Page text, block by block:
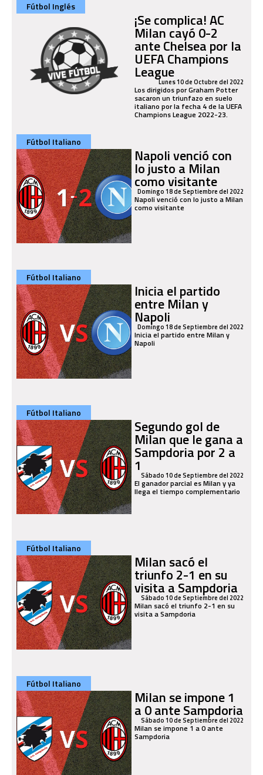
Fútbol Inglés
¡Se complica! AC
Milan cayó 0-2
ante Chelsea por la
UEFA Champions
LeagueLunes 10 de Octubre del 2022
Los dirigidos por Graham Potter
sacaron un triunfazo en suelo
italiano por la fecha 4 de la UEFA
Champions League 2022-23.
Fútbol Italiano
Napoli venció con
lo justo a Milan
como visitante
Domingo 18 de Septiembre del 2022
Napoli venció con lo justo a Milan
como visitante
Fútbol Italiano
Inicia el partido
entre Milan y
Napoli
Domingo 18 de Septiembre del 2022
Inicia el partido entre Milan y
Napoli
Fútbol Italiano
Segundo gol de
Milan que le gana a
Sampdoria por 2 a
1Sábado 10 de Septiembre del 2022
El ganador parcial es Milan y ya
llega el tiempo complementario
Fútbol Italiano
Milan sacó el
triunfo 2-1 en su
visita a Sampdoria
Sábado 10 de Septiembre del 2022
Milan sacó el triunfo 2-1 en su
visita a Sampdoria
Fútbol Italiano
Milan se impone 1
a 0 ante Sampdoria
Sábado 10 de Septiembre del 2022
Milan se impone 1 a 0 ante
Sampdoria